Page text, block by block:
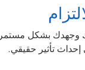
بشكل مستمر
تأثير حقيقي.